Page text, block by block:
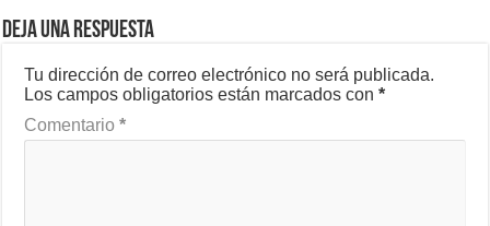
Deja una respuesta
Tu dirección de correo electrónico no será publicada.
Los campos obligatorios están marcados con*
Comentario*